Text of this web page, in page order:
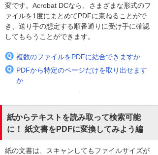
変です。Acrobat DCなら、さまざまな形式のフ
ァイルを1度にまとめてPDFに束ねることがで
き、送り手の想定する順番通りに受け手に確認
してもらうことができます。
複数のファイルをPDFに結合できますか
PDFから特定のページだけを取り出せます
か
紙からテキストを読み取って検索可能
に！ 紙文書をPDFに変換してみよう編
紙の文書は、スキャンしてもファイルサイズが